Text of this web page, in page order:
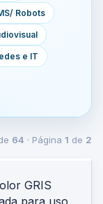
Robots
e IT
64 · Página 1 de 2